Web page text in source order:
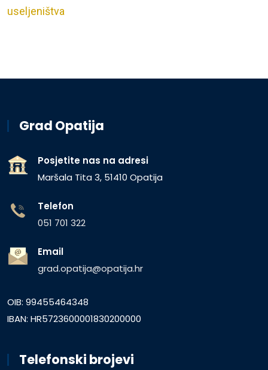
useljeništva
Grad Opatija
Posjetite nas na adresi
Maršala Tita 3, 51410 Opatija
Telefon
051 701 322
Email
grad.opatija@opatija.hr
OIB: 99455464348
IBAN: HR5723600001830200000
Telefonski brojevi